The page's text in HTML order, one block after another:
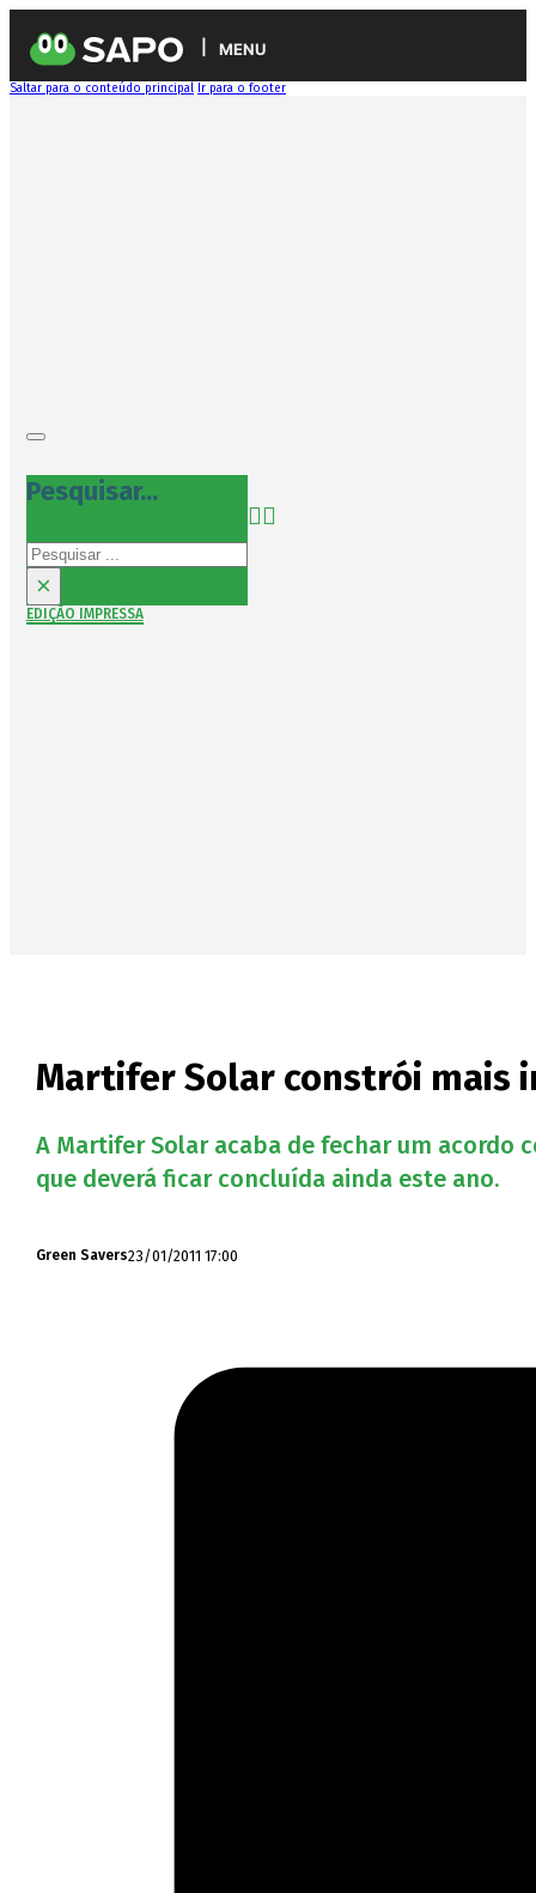
MENU
Saltar para o conteúdo principal Ir para o footer
Pesquisar...
Pesquisar
×
EDIÇÃO IMPRESSA
Martifer Solar constrói mais
A Martifer Solar acaba de fechar um acordo
que deverá ficar concluída ainda este ano.
Green Savers23/01/2011 17:00